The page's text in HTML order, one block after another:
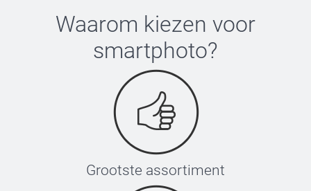
XS-S
52-54 cm
S-M
54-56 cm
M-L
Waarom kiezen voor
smartphoto?
Grootste assortiment